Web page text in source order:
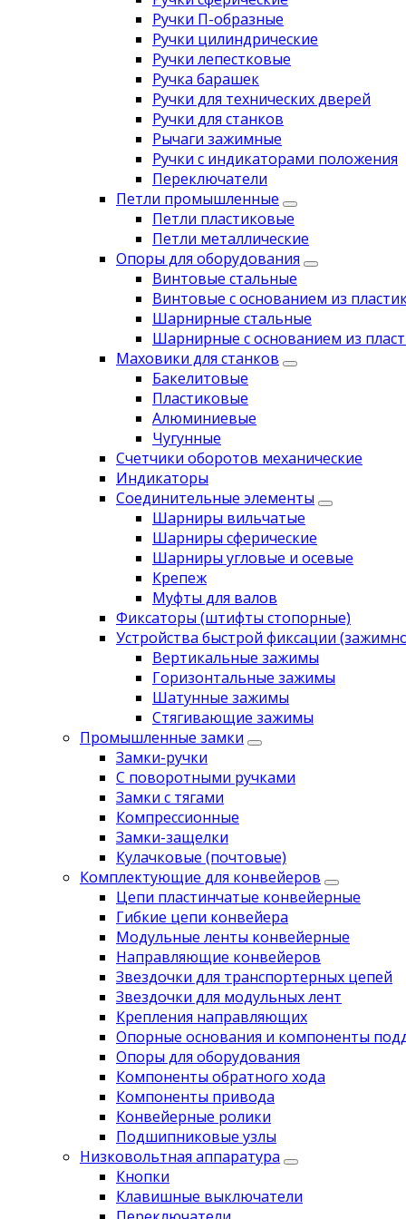
Ручки П-образные
Ручки цилиндрические
Ручки лепестковые
Ручка барашек
Ручки для технических дверей
Ручки для станков
Рычаги зажимные
Ручки с индикаторами положения
Переключатели
Петли промышленные
Петли пластиковые
Петли металлические
Опоры для оборудования
Винтовые стальные
Винтовые с основанием из
Шарнирные стальные
Шарнирные с основанием из
Маховики для станков
Бакелитовые
Пластиковые
Алюминиевые
Чугунные
Счетчики оборотов механические
Индикаторы
Соединительные элементы
Шарниры вильчатые
Шарниры сферические
Шарниры угловые и осевые
Крепеж
Муфты для валов
Фиксаторы (штифты стопорные)
Устройства быстрой фиксации
Вертикальные зажимы
Горизонтальные зажимы
Шатунные зажимы
Стягивающие зажимы
Промышленные замки
Замки-ручки
С поворотными ручками
Замки с тягами
Компрессионные
Замки-защелки
Кулачковые (почтовые)
Комплектующие для конвейеров
Цепи пластинчатые конвейерные
Гибкие цепи конвейера
Модульные ленты конвейерные
Направляющие конвейеров
Звездочки для транспортерных цепей
Звездочки для модульных лент
Крепления направляющих
Опорные основания и компоненты
Опоры для оборудования
Компоненты обратного хода
Компоненты привода
Koнвейерныe pолики
Подшипниковые узлы
Низковольтная аппаратура
Кнопки
Клавишные выключатели